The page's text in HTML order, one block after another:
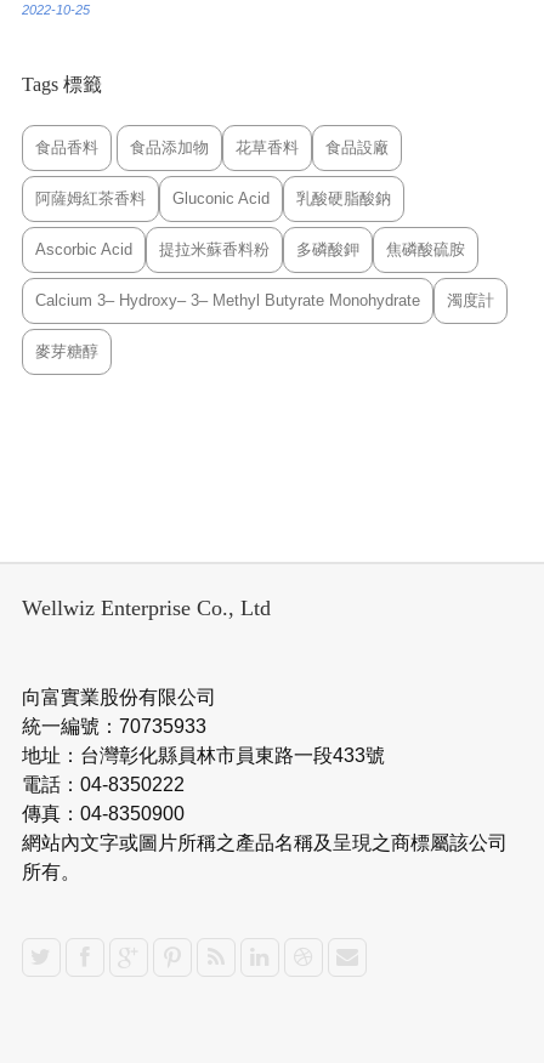
2022-10-25
Tags 標籤
食品香料 食品添加物 花草香料 食品設廠
阿薩姆紅茶香料 Gluconic Acid 乳酸硬脂酸鈉
Ascorbic Acid 提拉米蘇香料粉 多磷酸鉀 焦磷酸硫胺
Calcium 3– Hydroxy– 3– Methyl Butyrate Monohydrate 濁度計
麥芽糖醇
Wellwiz Enterprise Co., Ltd
向富實業股份有限公司
統一編號：70735933
地址：台灣彰化縣員林市員東路一段433號
電話：04-8350222
傳真：04-8350900
網站內文字或圖片所稱之產品名稱及呈現之商標屬該公司
所有。